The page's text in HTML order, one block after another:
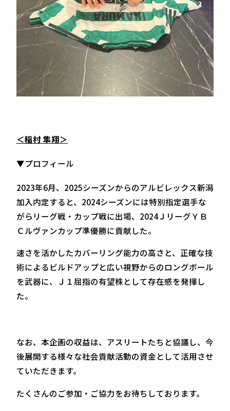
＜稲村 隼翔＞
▼プロフィール
2023年6月、2025シーズンからのアルビレックス新潟
加入内定すると、2024シーズンには特別指定選手な
がらリーグ戦・カップ戦に出場、2024ＪリーグＹＢ
Ｃルヴァンカップ準優勝に貢献した。
速さを活かしたカバーリング能力の高さと、正確な技
術によるビルドアップと広い視野からのロングボール
を武器に、Ｊ１屈指の有望株として存在感を発揮し
た。
なお、本企画の収益は、アスリートたちと協議し、今
後展開する様々な社会貢献活動の資金として活用させ
ていただきます。
たくさんのご参加・ご協力をお待ちしております。